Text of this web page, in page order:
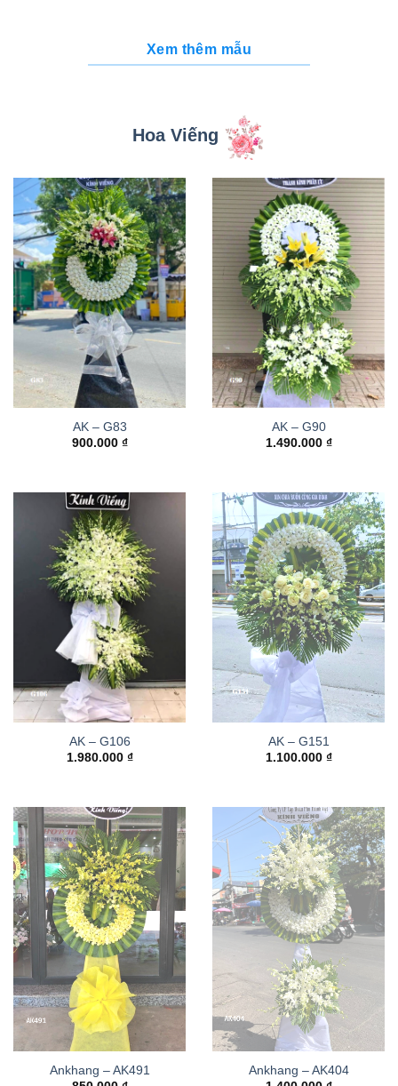
Xem thêm mẫu
Hoa Viếng
AK – G83
900.000 ₫
AK – G90
1.490.000 ₫
AK – G106
1.980.000 ₫
AK – G151
1.100.000 ₫
Ankhang – AK491
Ankhang – AK404